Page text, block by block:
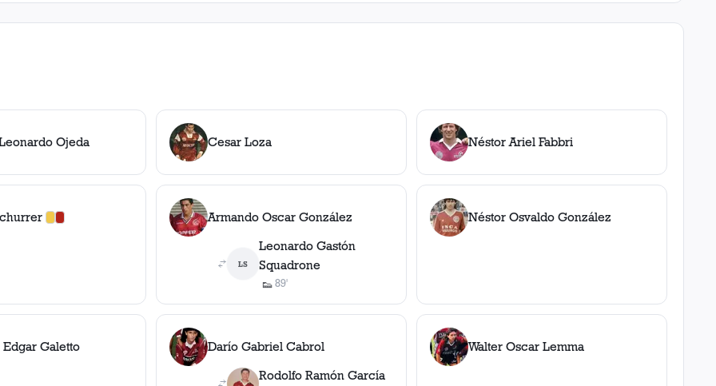
Ojeda Cesar Loza Néstor Ariel Fabbri
1amarilla Armando Oscar González
LS
Leonardo Gastón
Squadrone
👟
1asistencia
89'
Néstor Osvaldo González
Galetto
Darío Gabriel Cabrol
Rodolfo Ramón García
Walter Oscar Lemma